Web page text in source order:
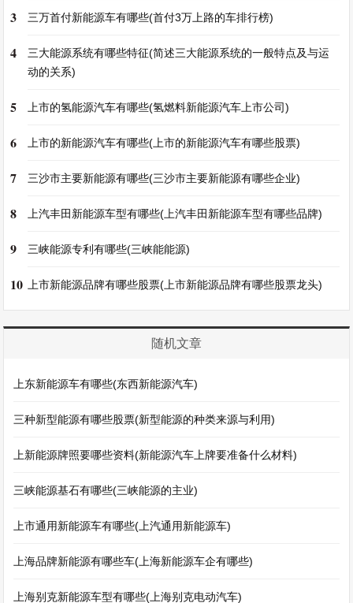
3 三万首付新能源车有哪些(首付3万上路的车排行榜)
4
三大能源系统有哪些特征(简述三大能源系统的一般特点及与运
动的关系)
5 上市的氢能源汽车有哪些(氢燃料新能源汽车上市公司)
6 上市的新能源汽车有哪些(上市的新能源汽车有哪些股票)
7 三沙市主要新能源有哪些(三沙市主要新能源有哪些企业)
8 上汽丰田新能源车型有哪些(上汽丰田新能源车型有哪些品牌)
9 三峡能源专利有哪些(三峡能能源)
10 上市新能源品牌有哪些股票(上市新能源品牌有哪些股票龙头)
随机文章
上东新能源车有哪些(东西新能源汽车)
三种新型能源有哪些股票(新型能源的种类来源与利用)
上新能源牌照要哪些资料(新能源汽车上牌要准备什么材料)
三峡能源基石有哪些(三峡能源的主业)
上市通用新能源车有哪些(上汽通用新能源车)
上海品牌新能源有哪些车(上海新能源车企有哪些)
上海别克新能源车型有哪些(上海别克电动汽车)